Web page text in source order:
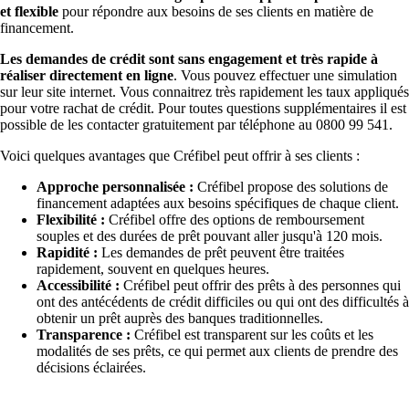
et flexible pour répondre aux besoins de ses clients en matière de
financement.
Les demandes de crédit sont sans engagement et très rapide à
réaliser directement en ligne. Vous pouvez effectuer une simulation
sur leur site internet. Vous connaitrez très rapidement les taux appliqués
pour votre rachat de crédit. Pour toutes questions supplémentaires il est
possible de les contacter gratuitement par téléphone au 0800 99 541.
Voici quelques avantages que Créfibel peut offrir à ses clients :
Approche personnalisée : Créfibel propose des solutions de
financement adaptées aux besoins spécifiques de chaque client.
Flexibilité : Créfibel offre des options de remboursement
souples et des durées de prêt pouvant aller jusqu'à 120 mois.
Rapidité : Les demandes de prêt peuvent être traitées
rapidement, souvent en quelques heures.
Accessibilité : Créfibel peut offrir des prêts à des personnes qui
ont des antécédents de crédit difficiles ou qui ont des difficultés à
obtenir un prêt auprès des banques traditionnelles.
Transparence : Créfibel est transparent sur les coûts et les
modalités de ses prêts, ce qui permet aux clients de prendre des
décisions éclairées.